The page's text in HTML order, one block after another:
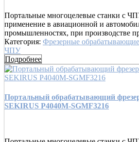
Портальные многоцелевые станки с
применение в авиационной и
промышленностях, при производстве
Категория: Фрезерные
ЧПУ
Подробнее
Портальный обрабатывающий
SEKIRUS P4040M-SGMF3216